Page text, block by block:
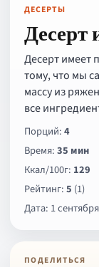
ДЕСЕРТЫ
Десерт
Десерт имеет
тому, что мы
массу из
все
Порций:4
Время:35 мин
Ккал/100г: 129
Рейтинг:5 (1)
Дата: 1
ПОДЕЛИТЬСЯ